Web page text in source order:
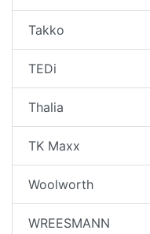
Takko
TEDi
Thalia
TK Maxx
Woolworth
WREESMANN